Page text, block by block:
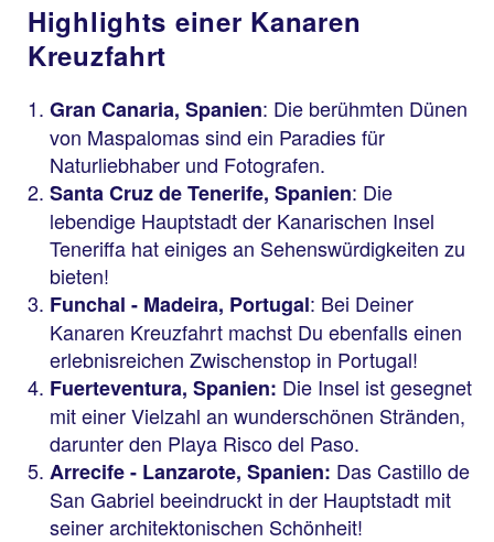
Highlights einer Kanaren
Kreuzfahrt
Gran Canaria, Spanien: Die berühmten Dünen
von Maspalomas sind ein Paradies für
Naturliebhaber und Fotografen.
Santa Cruz de Tenerife, Spanien: Die
lebendige Hauptstadt der Kanarischen Insel
Teneriffa hat einiges an Sehenswürdigkeiten zu
bieten!
Funchal - Madeira, Portugal: Bei Deiner
Kanaren Kreuzfahrt machst Du ebenfalls einen
erlebnisreichen Zwischenstop in Portugal!
Fuerteventura, Spanien: Die Insel ist gesegnet
mit einer Vielzahl an wunderschönen Stränden,
darunter den Playa Risco del Paso.
Arrecife - Lanzarote, Spanien: Das Castillo de
San Gabriel beeindruckt in der Hauptstadt mit
seiner architektonischen Schönheit!